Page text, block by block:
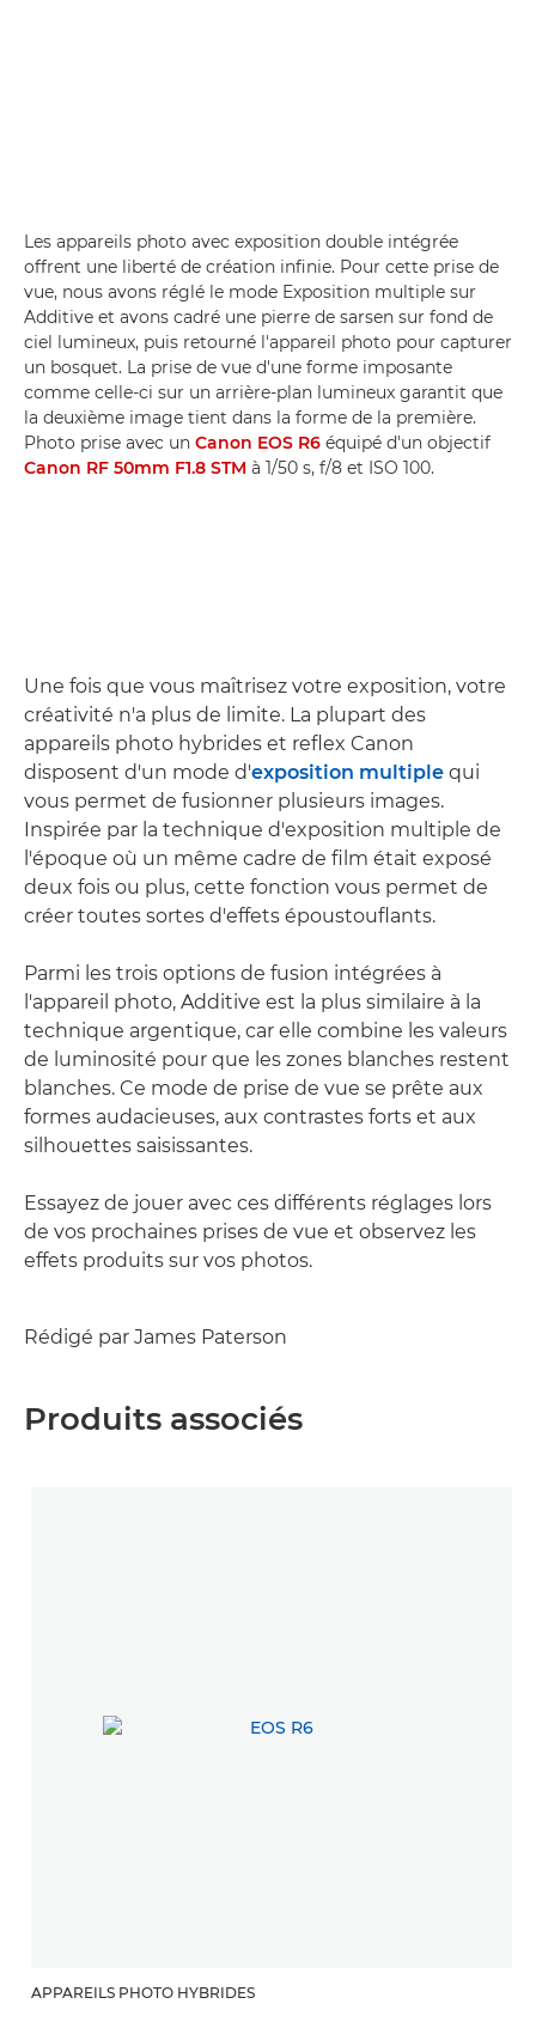
Les appareils photo avec exposition double intégrée
offrent une liberté de création infinie. Pour cette prise de
vue, nous avons réglé le mode Exposition multiple sur
Additive et avons cadré une pierre de sarsen sur fond de
ciel lumineux, puis retourné l'appareil photo pour capturer
un bosquet. La prise de vue d'une forme imposante
comme celle-ci sur un arrière-plan lumineux garantit que
la deuxième image tient dans la forme de la première.
Photo prise avec un Canon EOS R6 équipé d'un objectif
Canon RF 50mm F1.8 STM à 1/50 s, f/8 et ISO 100.
Une fois que vous maîtrisez votre exposition, votre
créativité n'a plus de limite. La plupart des
appareils photo hybrides et reflex Canon
disposent d'un mode d'exposition multiple qui
vous permet de fusionner plusieurs images.
Inspirée par la technique d'exposition multiple de
l'époque où un même cadre de film était exposé
deux fois ou plus, cette fonction vous permet de
créer toutes sortes d'effets époustouflants.
Parmi les trois options de fusion intégrées à
l'appareil photo, Additive est la plus similaire à la
technique argentique, car elle combine les valeurs
de luminosité pour que les zones blanches restent
blanches. Ce mode de prise de vue se prête aux
formes audacieuses, aux contrastes forts et aux
silhouettes saisissantes.
Essayez de jouer avec ces différents réglages lors
de vos prochaines prises de vue et observez les
effets produits sur vos photos.
Rédigé par James Paterson
Produits associés
APPAREILS PHOTO HYBRIDES